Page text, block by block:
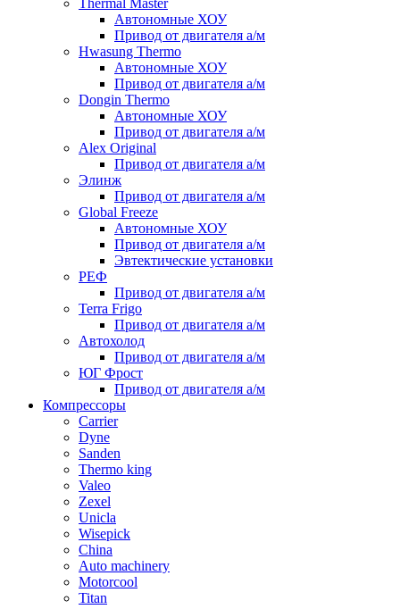
Thermal Master
Автономные ХОУ
Привод от двигателя а/м
Hwasung Thermo
Автономные ХОУ
Привод от двигателя а/м
Dongin Thermo
Автономные ХОУ
Привод от двигателя а/м
Alex Original
Привод от двигателя а/м
Элинж
Привод от двигателя а/м
Global Freeze
Автономные ХОУ
Привод от двигателя а/м
Эвтектические установки
РЕФ
Привод от двигателя а/м
Terra Frigo
Привод от двигателя а/м
Автохолод
Привод от двигателя а/м
ЮГ Фрост
Привод от двигателя а/м
Компрессоры
Carrier
Dyne
Sanden
Thermo king
Valeo
Zexel
Unicla
Wisepick
China
Auto machinery
Motorcool
Titan